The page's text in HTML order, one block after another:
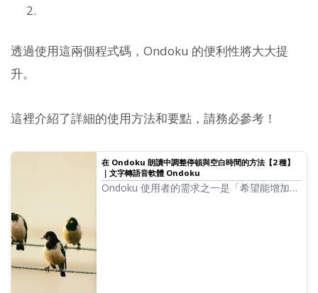
透過使用這兩個程式碼，Ondoku 的便利性將大大提
升。
這裡介紹了詳細的使用方法和要點，請務必參考！
在 Ondoku 朗讀中調整停頓與空白時間的方法【2 種】
｜文字轉語音軟體 Ondoku
Ondoku 使用者的需求之一是「希望能增加一